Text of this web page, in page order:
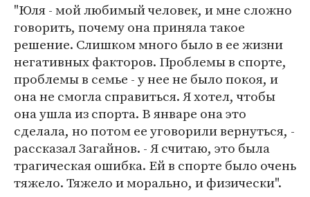
"Юля - мой любимый человек, и мне сложно
говорить, почему она приняла такое
решение. Слишком много было в ее жизни
негативных факторов. Проблемы в спорте,
проблемы в семье - у нее не было покоя, и
она не смогла справиться. Я хотел, чтобы
она ушла из спорта. В январе она это
сделала, но потом ее уговорили вернуться, -
рассказал Загайнов. - Я считаю, это была
трагическая ошибка. Ей в спорте было очень
тяжело. Тяжело и морально, и физически".